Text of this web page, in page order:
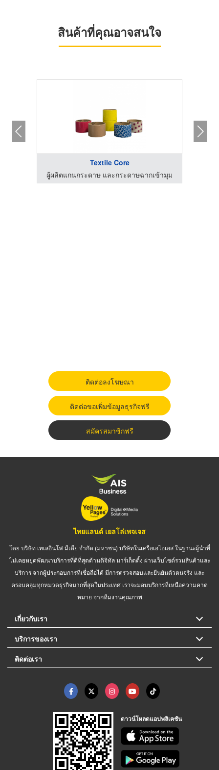
สินค้าที่คุณอาจสนใจ
Textile Core
ผู้ผลิตแกนกระดาษ และกระดาษฉากเข้ามุม
ติดต่อลงโฆษณา
ติดต่อขอเพิ่มข้อมูลธุรกิจฟรี
สมัครสมาชิกฟรี
ไทยแลนด์ เยลโล่เพจเจส
โดย บริษัท เทเลอินโฟ มีเดีย จำกัด (มหาชน) บริษัทในเครือเอไอเอส ในฐานะผู้นำที่
ไม่เคยหยุดพัฒนาบริการที่ดีที่สุดด้านดิจิทัล มาร์เก็ตติ้ง ผ่านเว็บไซต์รวมสินค้าและ
บริการ จากผู้ประกอบการที่เชื่อถือได้ มีการตรวจสอบและยืนยันตัวตนจริง และ
ครอบคลุมทุกหมวดธุรกิจมากที่สุดในประเทศ เราจะมอบบริการที่เหนือความคาด
หมาย จากทีมงานคุณภาพ
เกี่ยวกับเรา
บริการของเรา
ติดต่อเรา
ดาวน์โหลดแอปพลิเคชัน